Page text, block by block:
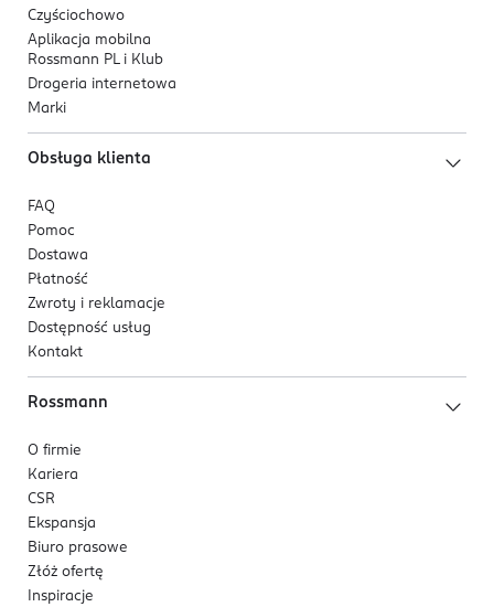
Czyściochowo
Aplikacja mobilna
Rossmann PL i Klub
Drogeria internetowa
Marki
Obsługa klienta
FAQ
Pomoc
Dostawa
Płatność
Zwroty i reklamacje
Dostępność usług
Kontakt
Rossmann
O firmie
Kariera
CSR
Ekspansja
Biuro prasowe
Złóż ofertę
Inspiracje